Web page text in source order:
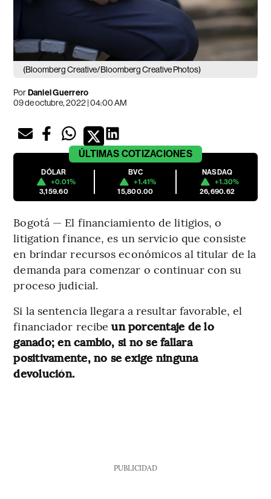
(Bloomberg Creative/Bloomberg Creative Photos)
PorDaniel Guerrero
09 de octubre, 2022 | 04:00 AM
ÚLTIMAS COTIZACIONES
DÓLAR
+0.01%
3,159.60
BVC
+1.41%
15,800.00
NASDAQ
+1.30%
26,690.62
Bogotá — El financiamiento de litigios, o
litigation finance, es un servicio que consiste
en brindar recursos económicos al titular de la
demanda para comenzar o continuar con su
proceso judicial.
Si la sentencia llegara a resultar favorable, el
financiador recibeun porcentaje de lo
ganado; en cambio, si no se fallara
positivamente, no se exige ninguna
devolución.
PUBLICIDAD